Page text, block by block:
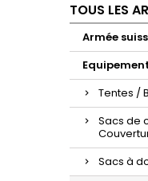
TOUS LES
Armée
Tentes /
Sacs de
Sacs à